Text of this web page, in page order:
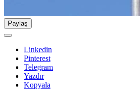
Paylaş
Linkedin
Pinterest
Telegram
Yazdır
Kopyala